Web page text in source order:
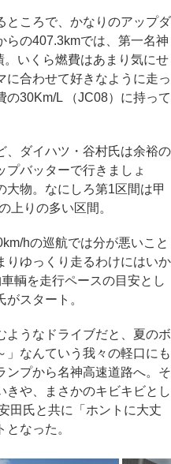
ころで、かなりのアップダ
らの407.3kmでは、第一名神
いくら燃費はあまり気にせ
に合わせて好きなように走っ
の30Km/L （JC08）に持って
ダイハツ・谷村氏は余裕の
バッターで行きましょ
大物。なにしろ第1区間は甲
上りの多い区間。
hの巡航では分が悪いこと
りゆっくり走るわけにはいか
輌を走行ペースの目安とし
スタート。
うなドライブだと、夏のボ
」なんていう我々の軽口にも
ンプから名神高速道路へ。そ
きや、まさかのキビキビとし
田氏と共に「ホントに大丈
なった。